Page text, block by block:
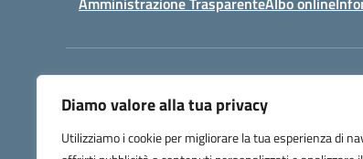
Diamo valore alla tua privacy
Utilizziamo i cookie per migliorare la tua esperienza di